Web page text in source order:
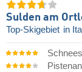
Sulden am
Top-Skigebiet in